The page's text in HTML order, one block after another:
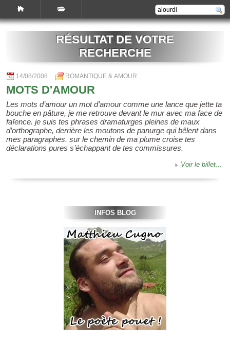
RÉSULTAT DE VOTRE
RECHERCHE
14/08/2008 ROMANTIQUE & AMOUR
MOTS D'AMOUR
Les mots d’amour un mot d’amour comme une lance que jette ta
bouche en pâture, je me retrouve devant le mur avec ma face de
faïence. je suis tes phrases dramaturges pleines de maux
d’orthographe, derrière les moutons de panurge qui bêlent dans
mes paragraphes. sur le chemin de ma plume croise tes
déclarations pures s’échappant de tes commissures.
Voir le billet...
INFOS BLOG